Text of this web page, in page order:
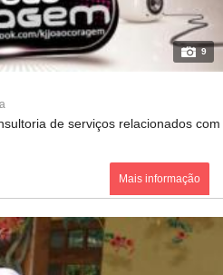
9
de serviços relacionados com
Mais informação